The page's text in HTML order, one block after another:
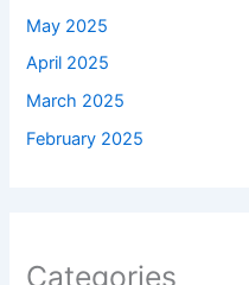
May 2025
April 2025
March 2025
February 2025
Categories